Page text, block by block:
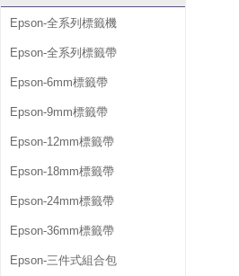
Epson-全系列標籤機
Epson-全系列標籤帶
Epson-6mm標籤帶
Epson-9mm標籤帶
Epson-12mm標籤帶
Epson-18mm標籤帶
Epson-24mm標籤帶
Epson-36mm標籤帶
Epson-三件式組合包